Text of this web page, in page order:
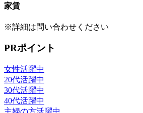
家賃
※詳細は問い合わせください
PRポイント
女性活躍中
20代活躍中
30代活躍中
40代活躍中